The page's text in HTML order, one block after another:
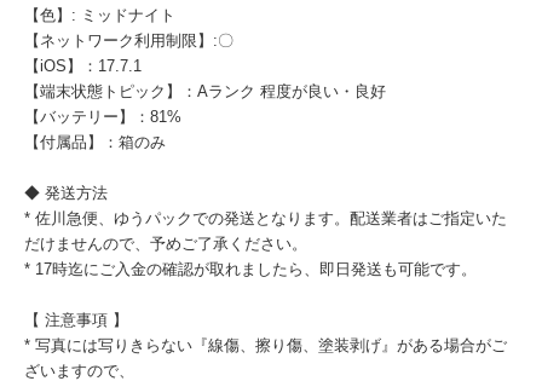
【色】: ミッドナイト
【ネットワーク利用制限】:〇
【iOS】：17.7.1
【端末状態トピック】：Aランク 程度が良い・良好
【バッテリー】：81%
【付属品】：箱のみ
◆ 発送方法
* 佐川急便、ゆうパックでの発送となります。配送業者はご指定いた
だけませんので、予めご了承ください。
* 17時迄にご入金の確認が取れましたら、即日発送も可能です。
【 注意事項 】
* 写真には写りきらない『線傷、擦り傷、塗装剥げ』がある場合がご
ざいますので、